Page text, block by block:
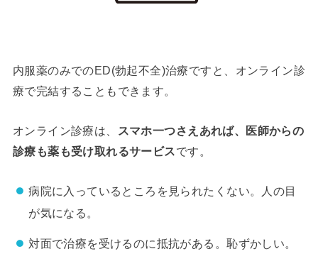
内服薬のみでのED(勃起不全)治療ですと、オンライン診
療で完結することもできます。
オンライン診療は、
スマホ一つさえあれば、医師からの
診療も薬も受け取れるサービスです。
病院に入っているところを見られたくない。人の目
が気になる。
対面で治療を受けるのに抵抗がある。恥ずかしい。